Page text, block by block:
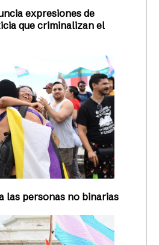
expresiones de
que criminalizan el
las personas no binarias